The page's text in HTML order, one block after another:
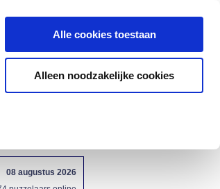
Alle cookies toestaan
Alleen noodzakelijke cookies
08 augustus 2026